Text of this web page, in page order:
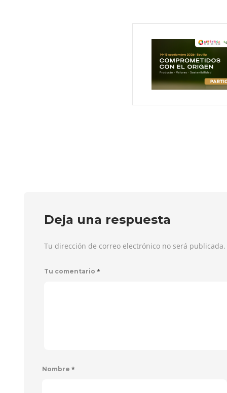
Deja una respuesta
Tu dirección de correo electrónico no será
Tu comentario *
Nombre *